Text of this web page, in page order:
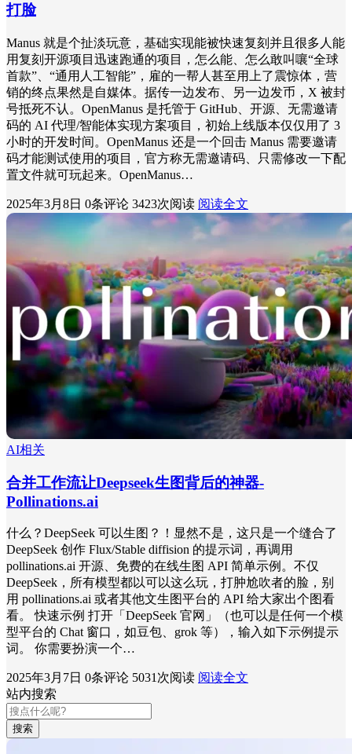
打脸
Manus 就是个扯淡玩意，基础实现能被快速复刻并且很多人能
用复刻开源项目迅速跑通的项目，怎么能、怎么敢叫嚷“全球
首款”、“通用人工智能”，雇的一帮人甚至用上了震惊体，营
销的终点果然是自媒体。据传一边发布、另一边发币，X 被封
号抵死不认。OpenManus 是托管于 GitHub、开源、无需邀请
码的 AI 代理/智能体实现方案项目，初始上线版本仅仅用了 3
小时的开发时间。OpenManus 还是一个回击 Manus 需要邀请
码才能测试使用的项目，官方称无需邀请码、只需修改一下配
置文件就可玩起来。OpenManus…
2025年3月8日 0条评论 3423次阅读 阅读全文
AI相关
合并工作流让Deepseek生图背后的神器-
Pollinations.ai
什么？DeepSeek 可以生图？！显然不是，这只是一个缝合了
DeepSeek 创作 Flux/Stable diffision 的提示词，再调用
pollinations.ai 开源、免费的在线生图 API 简单示例。不仅
DeepSeek，所有模型都以可以这么玩，打肿尬吹者的脸，别
用 pollinations.ai 或者其他文生图平台的 API 给大家出个图看
看。 快速示例 打开「DeepSeek 官网」（也可以是任何一个模
型平台的 Chat 窗口，如豆包、grok 等），输入如下示例提示
词。 你需要扮演一个…
2025年3月7日 0条评论 5031次阅读 阅读全文
站内搜索
搜索